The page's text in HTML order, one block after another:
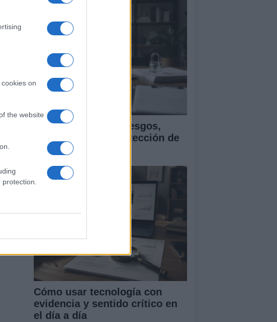
on
the website
Guía para evaluar sesgos,
transparencia y protección de
datos en IA
Cómo usar tecnología con
evidencia y sentido crítico en
el día a día